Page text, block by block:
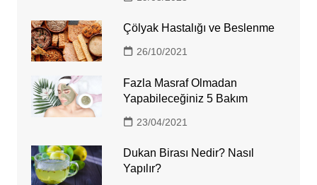
Çölyak Hastalığı ve Beslenme
26/10/2021
Fazla Masraf Olmadan
Yapabileceğiniz 5 Bakım
23/04/2021
Dukan Birası Nedir? Nasıl
Yapılır?